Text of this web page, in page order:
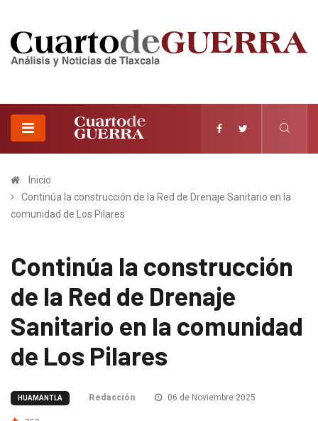
Inicio
Continúa la construcción de la Red de Drenaje Sanitario en la
comunidad de Los Pilares
Continúa la construcción
de la Red de Drenaje
Sanitario en la comunidad
de Los Pilares
HUAMANTLA Redacción 06 de Noviembre 2025